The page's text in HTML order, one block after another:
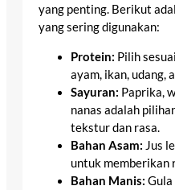
yang penting. Berikut
yang sering digunakan:
Protein: Pilih
ayam, ikan, udang,
Sayuran: Paprika,
nanas adalah
tekstur dan rasa.
Bahan Asam: Jus
untuk memberikan
Bahan Manis: Gula